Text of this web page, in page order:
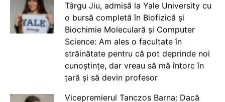
Târgu Jiu, admisă la Yale University cu
o bursă completă în Biofizică și
Biochimie Moleculară și Computer
Science: Am ales o facultate în
străinătate pentru că pot deprinde noi
cunoștințe, dar vreau să mă întorc în
țară și să devin profesor
Vicepremierul Tanczos Barna: Dacă